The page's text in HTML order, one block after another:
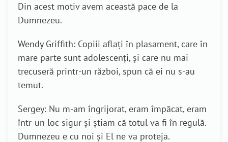
Din acest motiv avem această pace de la
Dumnezeu.
Wendy Griffith: Copiii aflați în plasament, care în
mare parte sunt adolescenți, și care nu mai
trecuseră printr-un război, spun că ei nu s-au
temut.
Sergey: Nu m-am îngrijorat, eram împăcat, eram
într-un loc sigur și știam că totul va fi în regulă.
Dumnezeu e cu noi și El ne va proteja.